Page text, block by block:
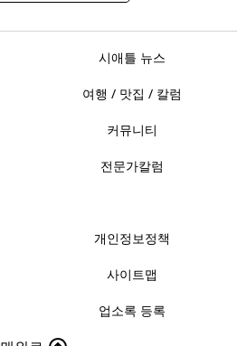
시애틀 뉴스
여행 / 맛집 / 칼럼
커뮤니티
전문가칼럼
개인정보정책
사이트맵
업소록 등록